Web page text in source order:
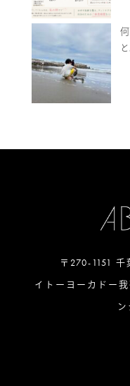
と
〒270-1151
イトーヨーカドー